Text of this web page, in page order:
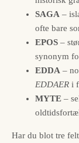
SAGA –
ofte bare
EPOS –
synonym
EDDA –
EDDAER i
MYTE –
Har du blot tre